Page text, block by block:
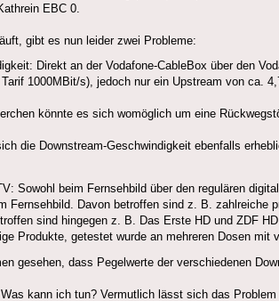
EBC 0.
gibt es nun leider zwei Probleme:
Direkt an der Vodafone-CableBox über den
1000MBit/s), jedoch nur ein Upstream von ca.
könnte es sich womöglich um eine
die Downstream-Geschwindigkeit ebenfalls
Sowohl beim Fernsehbild über den regulären
Fernsehbild. Davon betroffen sind z. B.
sind hingegen z. B. Das Erste HD und ZDF
Produkte, getestet wurde an mehreren Dosen mit
gesehen, dass Pegelwerte der verschiedenen
kann ich tun? Vermutlich lässt sich das